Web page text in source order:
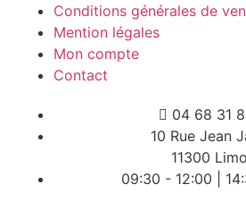
Conditions générales de
Mention légales
Mon compte
Contact
04 68 31
10 Rue Jean
11300
09:30 - 12:00 |